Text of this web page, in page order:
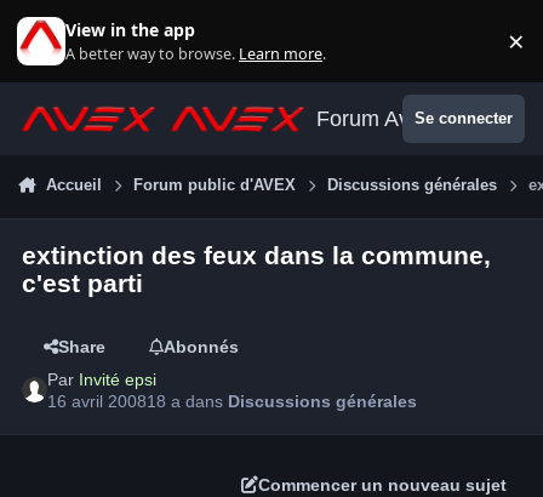
View in the app
A better way to browse. Learn more. ×
Forum AvexSe connecter
Accueil Forum public d'AVEX Discussions générales
extinction des feux dans la commune,
c'est parti
Share
Abonnés
Par Invité epsi
16 avril 200818 a dans Discussions générales
Commencer un nouveau sujet